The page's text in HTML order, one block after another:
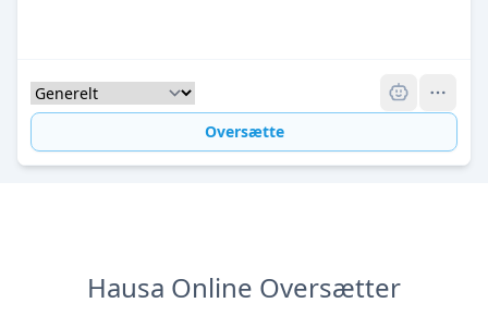
Oversætte
Hausa Online Oversætter